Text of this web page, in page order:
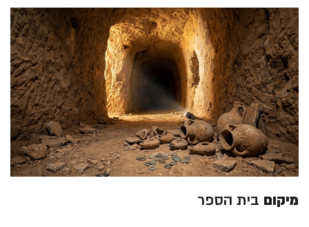
מיקום בית הספר